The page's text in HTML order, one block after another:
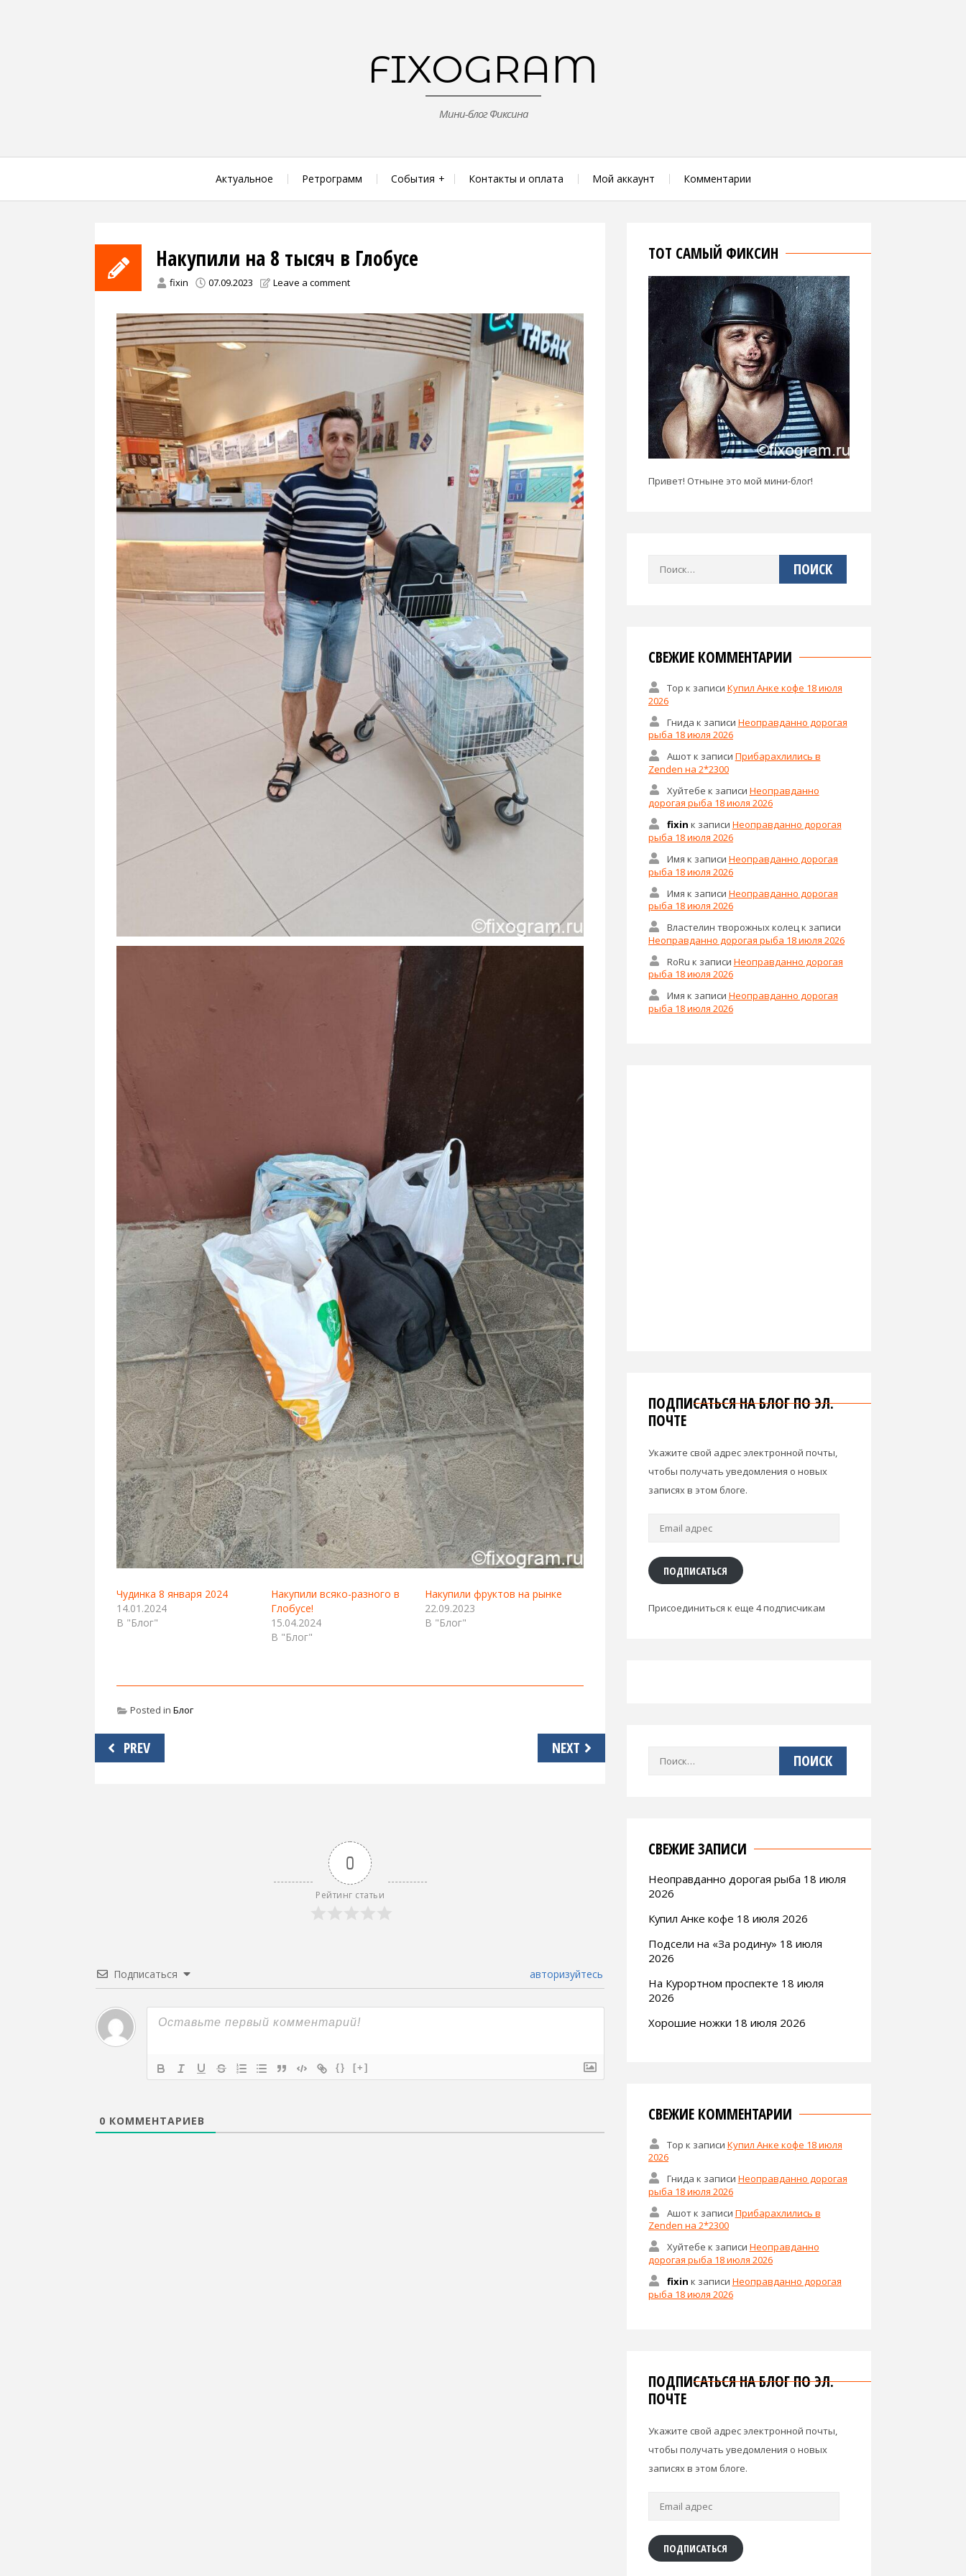
FIXOGRAM
Мини-блог Фиксина
Актуальное Ретрограмм События Контакты и оплата Мой аккаунт Комментарии
Накупили на 8 тысяч в Глобусе
fixin 07.09.2023 Leave a comment
Чудинка 8 января 2024
14.01.2024
В "Блог"
Накупили всяко-разного в
Глобусе!
15.04.2024
В "Блог"
Накупили фруктов на рынке
22.09.2023
В "Блог"
Posted in Блог
Навигация
по
PREV NEXT
0
Рейтинг статьи
Подписаться авторизуйтесь
{} [+]
0 КОММЕНТАРИЕВ
ТОТ САМЫЙ ФИКСИН
Привет! Отныне это мой мини-блог!
Найти:
СВЕЖИЕ КОММЕНТАРИИ
Тор к записи Купил Анке кофе 18 июля
2026
Гнида к записи Неоправданно дорогая
рыба 18 июля 2026
Ашотк записи Прибарахлились в
Zenden на 2*2300
Хуйтебе к записи Неоправданно
дорогая рыба 18 июля 2026
fixin к записи Неоправданно дорогая
рыба 18 июля 2026
Имя к записи Неоправданно дорогая
рыба 18 июля 2026
Имя к записи Неоправданно дорогая
рыба 18 июля 2026
Властелин творожных колецк записи
Неоправданно дорогая рыба 18 июля 2026
RoRu к записи Неоправданно дорогая
рыба 18 июля 2026
Имя к записи Неоправданно дорогая
рыба 18 июля 2026
ПОДПИСАТЬСЯ НА БЛОГ ПО ЭЛ.
ПОЧТЕ
Укажите свой адрес электронной почты,
чтобы получать уведомления о новых
записях в этом блоге.
Email
ПОДПИСАТЬСЯ
Присоединиться к еще 4 подписчикам
СВЕЖИЕ ЗАПИСИ
Неоправданно дорогая рыба 18 июля
2026
Купил Анке кофе 18 июля 2026
Подсели на «За родину» 18 июля
2026
На Курортном проспекте 18 июля
2026
Хорошие ножки 18 июля 2026
СВЕЖИЕ КОММЕНТАРИИ
Тор к записи Купил Анке кофе 18 июля
2026
Гнида к записи Неоправданно дорогая
рыба 18 июля 2026
Ашотк записи Прибарахлились в
Zenden на 2*2300
Хуйтебе к записи Неоправданно
дорогая рыба 18 июля 2026
fixin к записи Неоправданно дорогая
рыба 18 июля 2026
ПОДПИСАТЬСЯ НА БЛОГ ПО ЭЛ.
ПОЧТЕ
Укажите свой адрес электронной почты,
чтобы получать уведомления о новых
записях в этом блоге.
ПОДПИСАТЬСЯ